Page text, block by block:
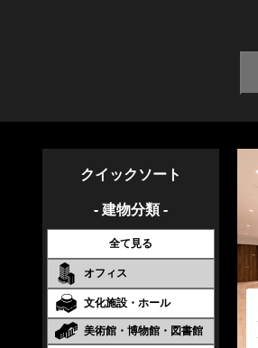
クイックソート
- 建物分類 -
全て見る
オフィス
文化施設・ホール
美術館・博物館・図書館